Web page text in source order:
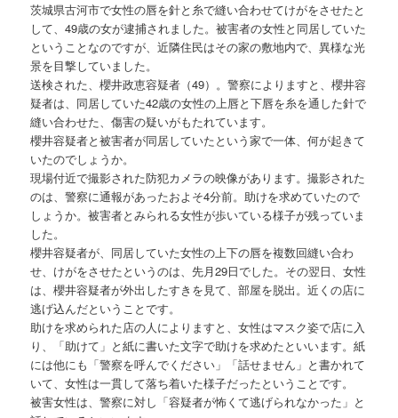
茨城県古河市で女性の唇を針と糸で縫い合わせてけがをさせたと
して、49歳の女が逮捕されました。被害者の女性と同居していた
ということなのですが、近隣住民はその家の敷地内で、異様な光
景を目撃していました。
送検された、櫻井政恵容疑者（49）。警察によりますと、櫻井容
疑者は、同居していた42歳の女性の上唇と下唇を糸を通した針で
縫い合わせた、傷害の疑いがもたれています。
櫻井容疑者と被害者が同居していたという家で一体、何が起きて
いたのでしょうか。
現場付近で撮影された防犯カメラの映像があります。撮影された
のは、警察に通報があったおよそ4分前。助けを求めていたので
しょうか。被害者とみられる女性が歩いている様子が残っていま
した。
櫻井容疑者が、同居していた女性の上下の唇を複数回縫い合わ
せ、けがをさせたというのは、先月29日でした。その翌日、女性
は、櫻井容疑者が外出したすきを見て、部屋を脱出。近くの店に
逃げ込んだということです。
助けを求められた店の人によりますと、女性はマスク姿で店に入
り、「助けて」と紙に書いた文字で助けを求めたといいます。紙
には他にも「警察を呼んでください」「話せません」と書かれて
いて、女性は一貫して落ち着いた様子だったということです。
被害女性は、警察に対し「容疑者が怖くて逃げられなかった」と